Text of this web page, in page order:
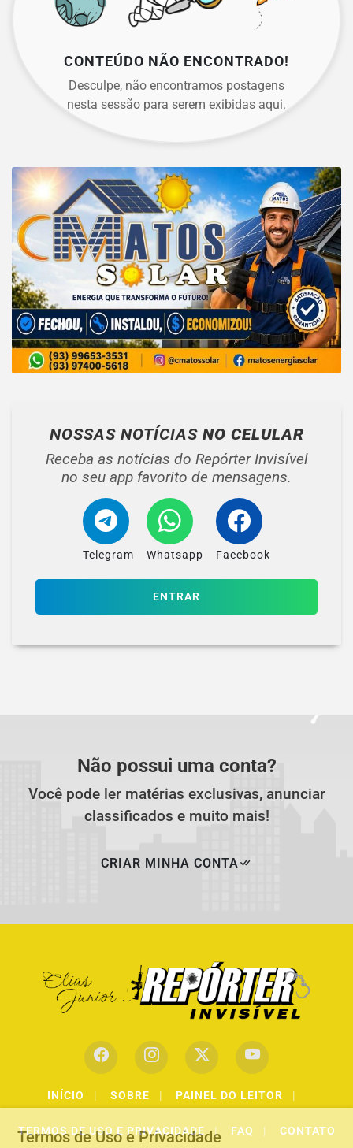
CONTEÚDO NÃO ENCONTRADO!
Desculpe, não encontramos postagens
nesta sessão para serem exibidas aqui.
NOSSAS NOTÍCIAS NO CELULAR
Receba as notícias do Repórter Invisível
no seu app favorito de mensagens.
Telegram Whatsapp Facebook
ENTRAR
Não possui uma conta?
Você pode ler matérias exclusivas, anunciar
classificados e muito mais!
CRIAR MINHA CONTA
INÍCIO | SOBRE | PAINEL DO LEITOR |
TERMOS DE USO E PRIVACIDADE | FAQ | CONTATO
Termos de Uso e Privacidade